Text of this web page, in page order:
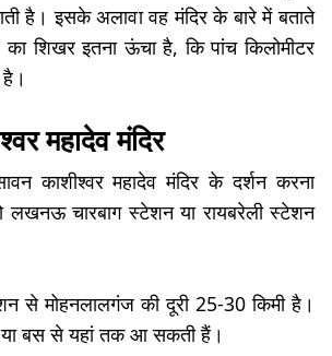
है। इसके अलावा वह मंदिर के बारे में बताते
शिखर इतना ऊंचा है, कि पांच किलोमीटर
महादेव मंदिर
काशीश्वर महादेव मंदिर के दर्शन करना
लखनऊ चारबाग स्टेशन या रायबरेली स्टेशन
से मोहनलालगंज की दूरी 25-30 किमी है।
बस से यहां तक आ सकती हैं।